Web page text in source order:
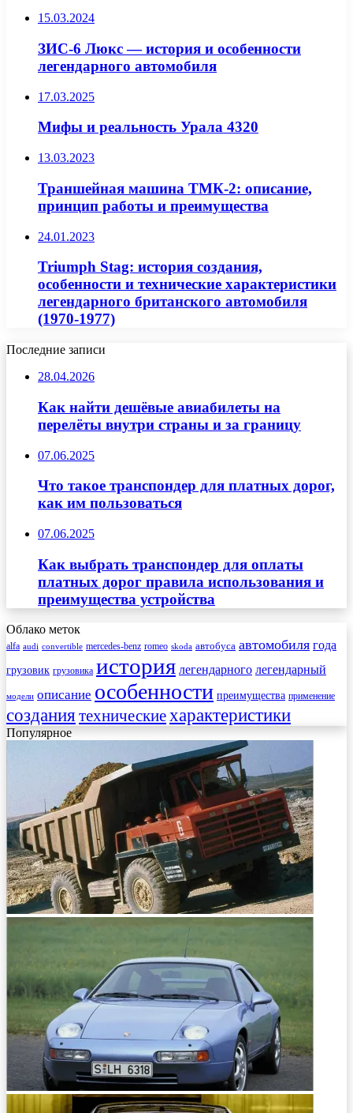
15.03.2024
ЗИС-6 Люкс — история и особенности
легендарного автомобиля
17.03.2025
Мифы и реальность Урала 4320
13.03.2023
Траншейная машина ТМК-2: описание,
принцип работы и преимущества
24.01.2023
Triumph Stag: история создания,
особенности и технические характеристики
легендарного британского автомобиля
(1970-1977)
Последние записи
28.04.2026
Как найти дешёвые авиабилеты на
перелёты внутри страны и за границу
07.06.2025
Что такое транспондер для платных дорог,
как им пользоваться
07.06.2025
Как выбрать транспондер для оплаты
платных дорог правила использования и
преимущества устройства
Облако меток
alfa audi convertible mercedes-benz romeo skoda автобуса автомобиля года
грузовик грузовика история легендарного легендарный
модели описание особенности преимущества применение
создания техническиехарактеристики
Популярное